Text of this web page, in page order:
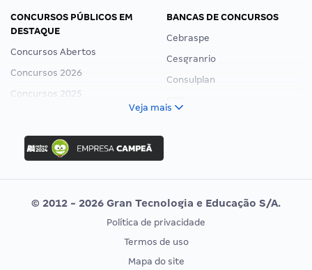
CONCURSOS PÚBLICOS EM
DESTAQUE
Concursos Abertos
Concursos 2026
Concursos 2025
Concurso Ibama
Concurso MPU
Editais publicados
BANCAS DE CONCURSOS
Cebraspe
Cesgranrio
Consulplan
Vunesp
CONCURSOS POR PROFISSÃO
EXAME DE ORDEM
Veja mais
© 2012 - 2026 Gran Tecnologia e Educação S/A.
Política de privacidade
Termos de uso
Mapa do site